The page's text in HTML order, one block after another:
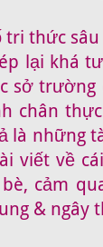
tri thức
lại khá
sở trường
chân
là những
viết về
cảm
& ngây